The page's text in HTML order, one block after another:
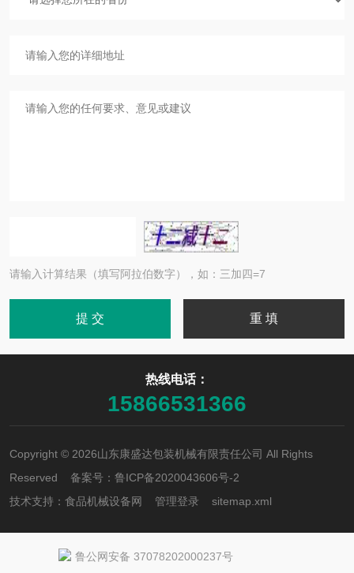
请输入计算结果（填写阿拉伯数字），如：三加四=7
热线电话：
15866531366
Copyright © 2026山东康盛达包装机械有限责任公司 All Rights
Reserved 备案号： 鲁ICP备2020043606号-2
技术支持： 食品机械设备网 管理登录 sitemap.xml
鲁公网安备 37078202000237号